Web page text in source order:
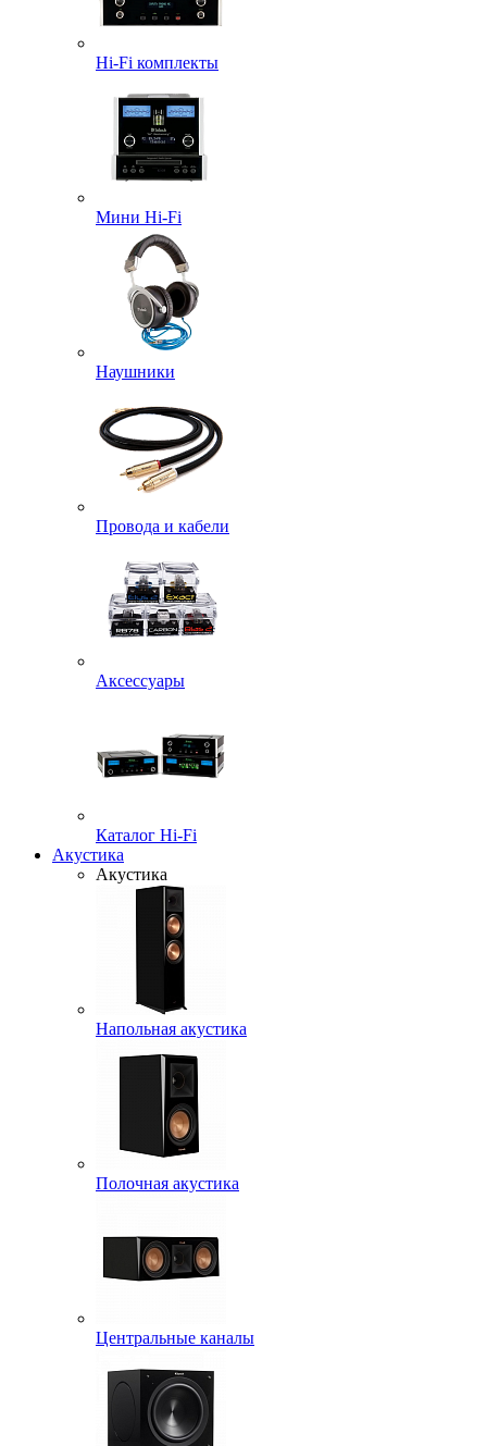
Hi-Fi комплекты
Мини Hi-Fi
Наушники
Провода и кабели
Аксессуары
Каталог Hi-Fi
Акустика
Акустика
Напольная акустика
Полочная акустика
Центральные каналы